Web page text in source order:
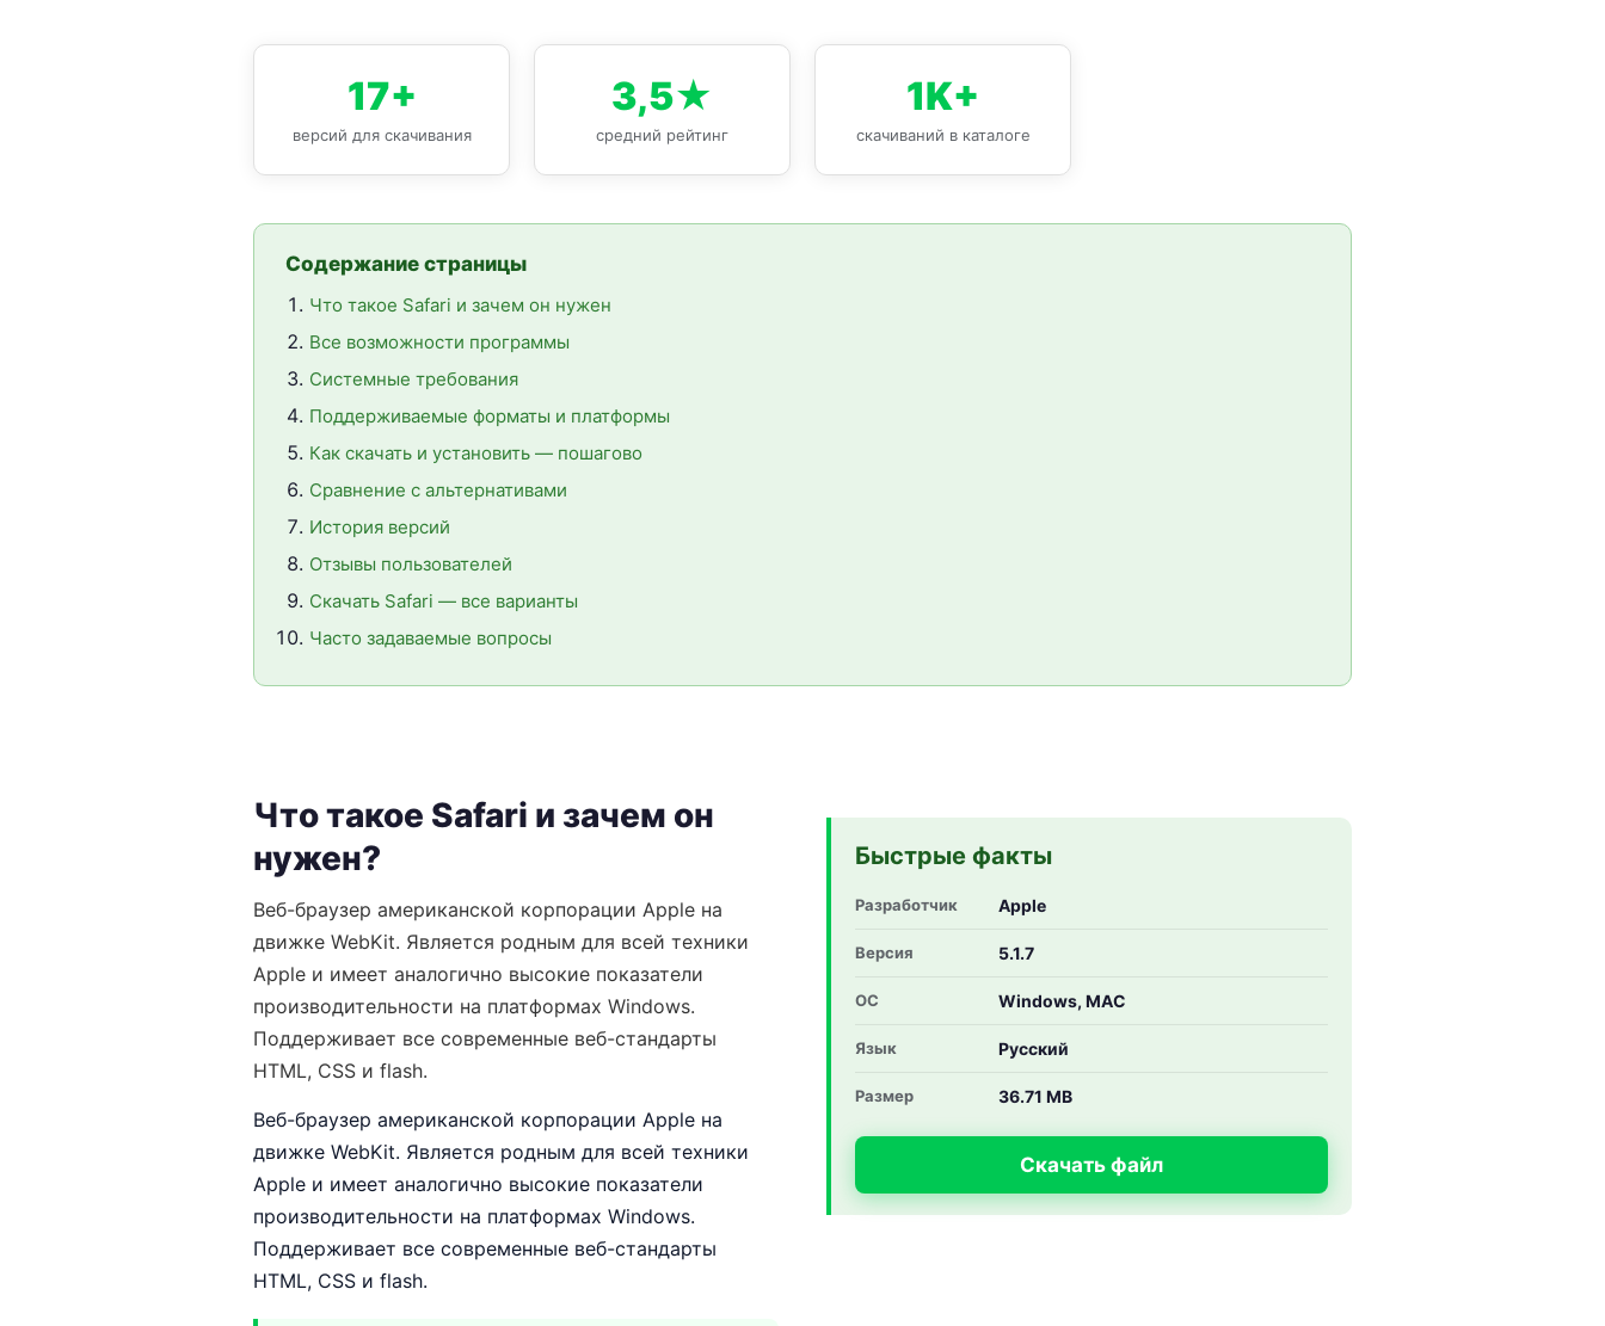
17+
версий для скачивания
3,5★
средний рейтинг
1K+
скачиваний в каталоге
Содержание страницы
Что такое Safari и зачем он нужен
Все возможности программы
Системные требования
Поддерживаемые форматы и платформы
Как скачать и установить — пошагово
Сравнение с альтернативами
История версий
Отзывы пользователей
Скачать Safari — все варианты
Часто задаваемые вопросы
Что такое Safari и зачем он
нужен?
Веб-браузер американской корпорации Apple на
движке WebKit. Является родным для всей техники
Apple и имеет аналогично высокие показатели
производительности на платформах Windows.
Поддерживает все современные веб-стандарты
HTML, CSS и flash.
Веб-браузер американской корпорации Apple на
движке WebKit. Является родным для всей техники
Apple и имеет аналогично высокие показатели
производительности на платформах Windows.
Поддерживает все современные веб-стандарты
HTML, CSS и flash.
Быстрые факты
Разработчик Apple
Версия 5.1.7
ОС Windows, MAC
Язык Русский
Размер 36.71 MB
Скачать файл